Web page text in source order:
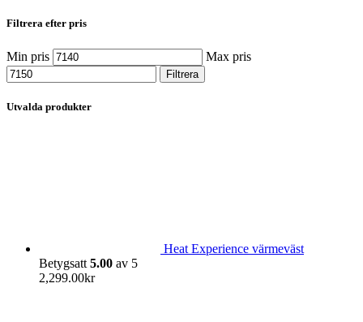
Filtrera efter pris
Min pris Max pris
Filtrera
Utvalda produkter
Heat Experience värmeväst
Betygsatt 5.00 av 5
2,299.00kr